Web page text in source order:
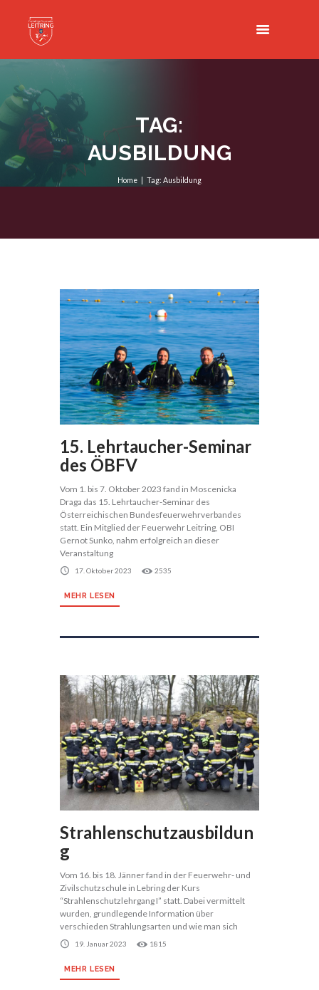
TAG:
AUSBILDUNG
Home Tag: Ausbildung
15. Lehrtaucher-Seminar
des ÖBFV
Vom 1. bis 7. Oktober 2023 fand in Moscenicka
Draga das 15. Lehrtaucher-Seminar des
Österreichischen Bundesfeuerwehrverbandes
statt. Ein Mitglied der Feuerwehr Leitring, OBI
Gernot Sunko, nahm erfolgreich an dieser
Veranstaltung
17. Oktober 2023 2535
MEHR LESEN
Strahlenschutzausbildun
g
Vom 16. bis 18. Jänner fand in der Feuerwehr- und
Zivilschutzschule in Lebring der Kurs
“Strahlenschutzlehrgang I” statt. Dabei vermittelt
wurden, grundlegende Information über
verschieden Strahlungsarten und wie man sich
19. Januar 2023 1815
MEHR LESEN